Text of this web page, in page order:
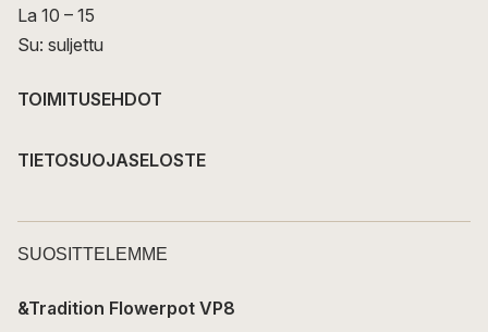
La 10 – 15
Su: suljettu
TOIMITUSEHDOT
TIETOSUOJASELOSTE
SUOSITTELEMME
&Tradition Flowerpot VP8